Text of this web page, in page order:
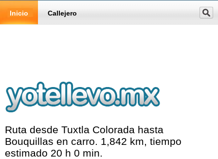
Inicio Callejero
Ruta desde Tuxtla Colorada hasta
Bouquillas en carro. 1,842 km, tiempo
estimado 20 h 0 min.